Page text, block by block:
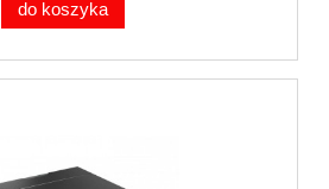
do koszyka